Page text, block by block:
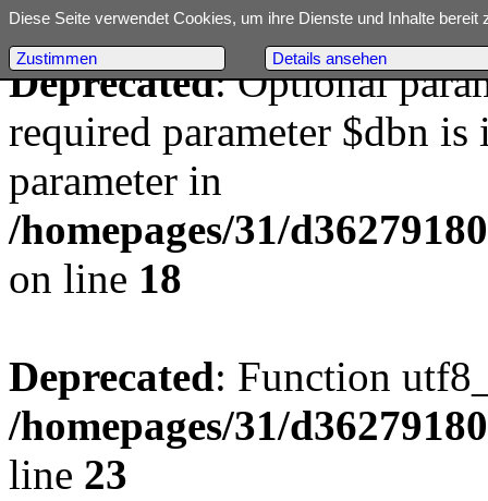
Deprecated: Optional
required parameter $dbn
parameter in
/homepages/31/
on line 18
Deprecated: Function
/homepages/31/
line 23
Diese Seite verwendet Cookies, um ihre Dienste und Inhalte
Zustimmen Details ansehen